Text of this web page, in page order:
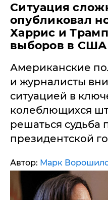
Ситуация
опубликовал
Харрис и
выборов в США
Американские
и журналисты
ситуацией в
колеблющихся
решаться судьба
президентской
Автор: Марк